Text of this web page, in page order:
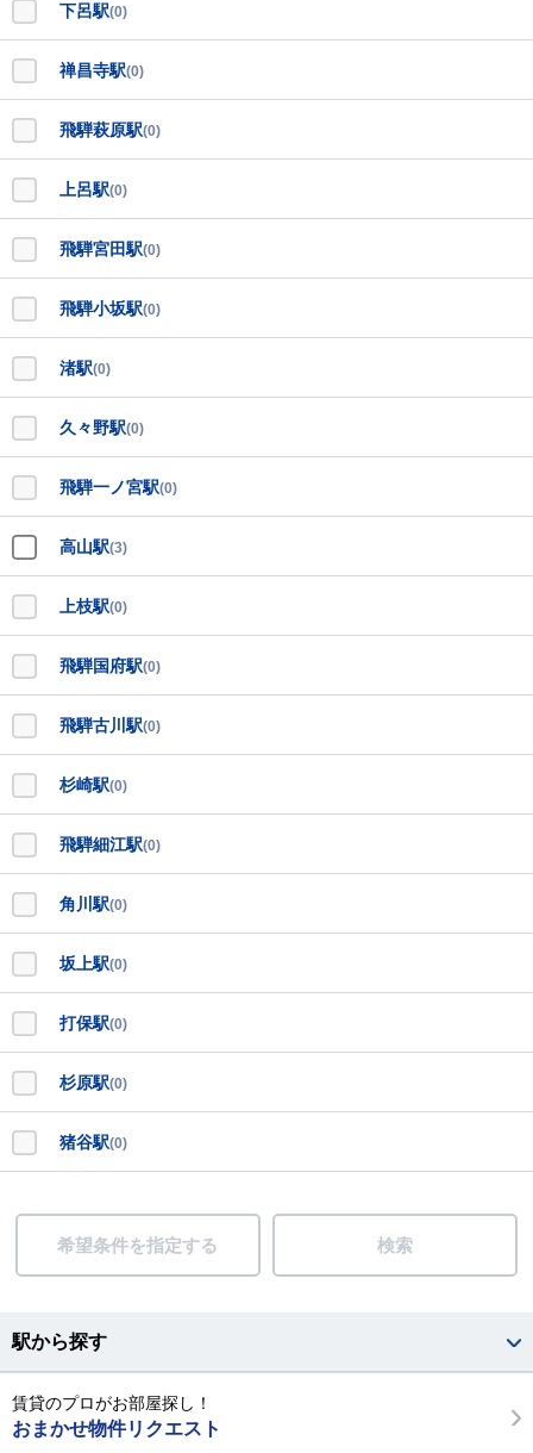
下呂駅(0)
禅昌寺駅(0)
飛騨萩原駅(0)
上呂駅(0)
飛騨宮田駅(0)
飛騨小坂駅(0)
渚駅(0)
久々野駅(0)
飛騨一ノ宮駅(0)
高山駅(3)
上枝駅(0)
飛騨国府駅(0)
飛騨古川駅(0)
杉崎駅(0)
飛騨細江駅(0)
角川駅(0)
坂上駅(0)
打保駅(0)
杉原駅(0)
猪谷駅(0)
希望条件を指定する 検索
駅から探す
賃貸のプロがお部屋探し！
おまかせ物件リクエスト